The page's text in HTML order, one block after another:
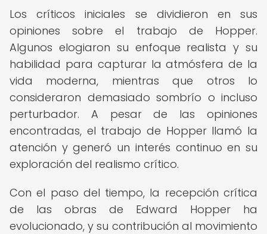
Los críticos iniciales se dividieron en sus
opiniones sobre el trabajo de Hopper.
Algunos elogiaron su enfoque realista y su
habilidad para capturar la atmósfera de la
vida moderna, mientras que otros lo
consideraron demasiado sombrío o incluso
perturbador. A pesar de las opiniones
encontradas, el trabajo de Hopper llamó la
atención y generó un interés continuo en su
exploración del realismo crítico.
Con el paso del tiempo, la recepción crítica
de las obras de Edward Hopper ha
evolucionado, y su contribución al movimiento